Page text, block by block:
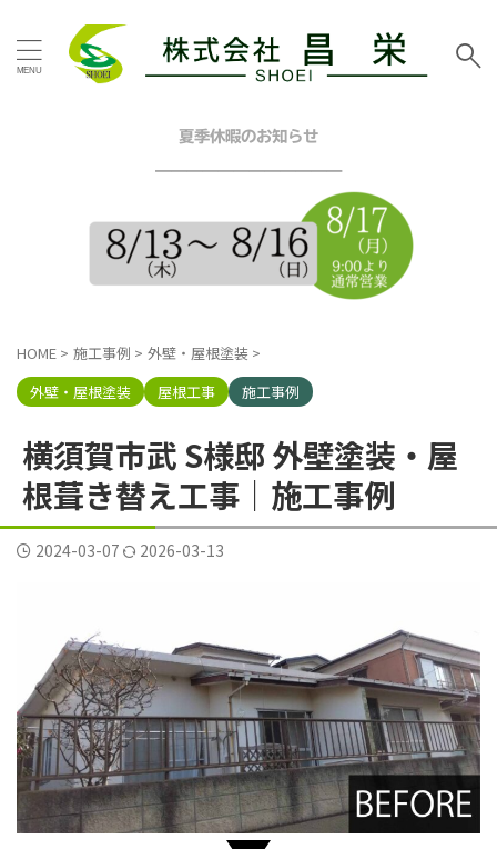
タグ
グリーン グレー シーリング工事
トイレリフォーム
ピンク ブラウン ブルー ベージュ
口コミ 外壁塗装工事 屋根カバー工法
戸建塗装 施工事例 昌栄 昌栄スタッフ
横浜市金沢区 横須賀市 横須賀市ハイランド
横須賀市三春町 横須賀市久里浜 横須賀市二葉
横須賀市公郷町 横須賀市大矢部
横須賀市野比 横須賀市長沢 逗子葉山
夏季休暇のお知らせ
━━━━━━━━━━━━
HOME > 施工事例 > 外壁・屋根塗装 >
外壁・屋根塗装
屋根工事 施工事例
横須賀市武 S様邸 外壁塗装・屋
根葺き替え工事｜施工事例
2024-03-07 2026-03-13